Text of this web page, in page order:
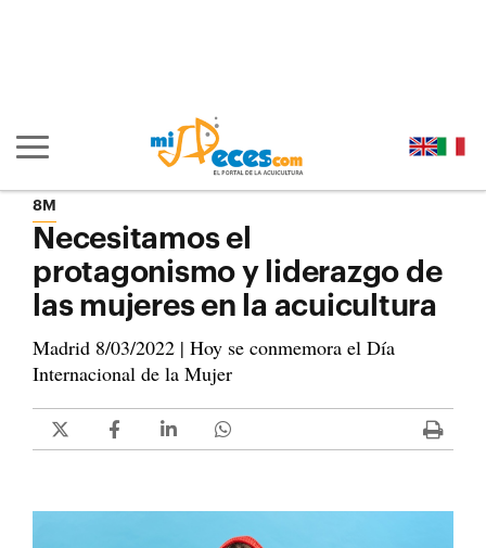
Mostrar/ocultar navegación principal
8M
Necesitamos el
protagonismo y liderazgo de
las mujeres en la acuicultura
Madrid 8/03/2022 | Hoy se conmemora el Día
Internacional de la Mujer